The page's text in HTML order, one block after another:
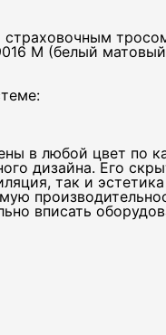
M (белый
в любой цвет по
дизайна. Его
так и эстетика
вписать